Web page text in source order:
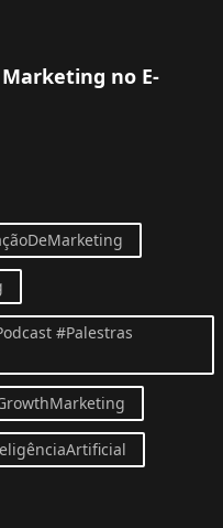
no E-
#Palestras